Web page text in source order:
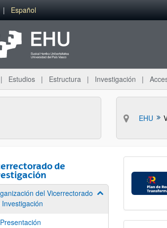
Español
Estudios Estructura Investigación
EHU
de
del Vicerrectorado
Investigación
Mostrar/ocultar
Presentación